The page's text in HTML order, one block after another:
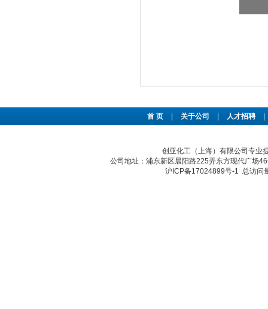
首 页 关于公司 人才招聘
创亚化工（上海）有限公司专业
公司地址：浦东新区晨阳路225弄东方现代广场
沪ICP备17024899号-1 总访问